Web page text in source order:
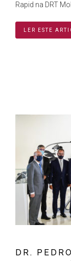
Rapid na DRT
LER ESTE
DR.